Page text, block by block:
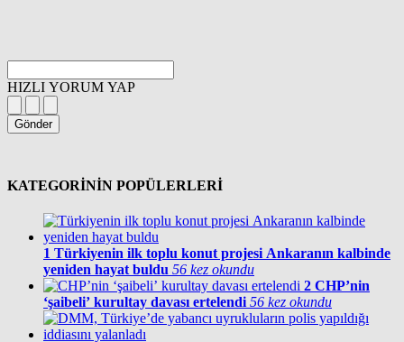
HIZLI YORUM YAP
Gönder
KATEGORİNİN POPÜLERLERİ
1 Türkiyenin ilk toplu konut projesi Ankaranın kalbinde
yeniden hayat buldu 56 kez okundu
2 CHP’nin
‘şaibeli’ kurultay davası ertelendi 56 kez okundu